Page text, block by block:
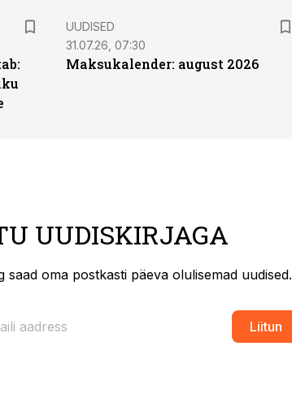
UUDISED
31.07.26, 07:30
Maksukalender: august 2026
UUDISKIRJAGA
saad oma postkasti päeva olulisemad uudised.
Liitun